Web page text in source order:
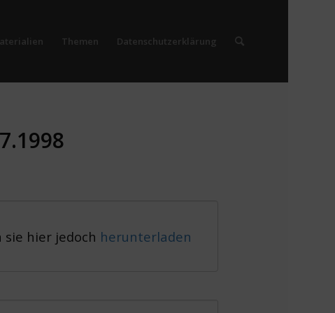
Themen Datenschutzerklärung
hier jedoch herunterladen